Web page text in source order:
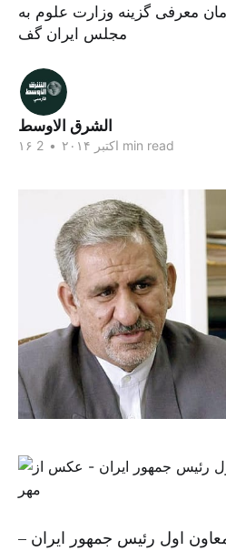
معرفی گزینه وزارت علوم به
مجلس ایران گف
الشرق الاوسط
۱۶ اکتبر ۲۰۱۴ • 2 min read
اول رئیس جمهور ایران –